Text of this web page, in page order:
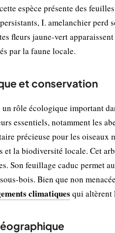
espèce présente des
I. amelanchier perd
fleurs jaune-vert
par la faune locale.
et conservation
rôle écologique important
essentiels, notamment les
précieuse pour les
et la biodiversité locale. Cet
Son feuillage caduc permet
bois. Bien que non
climatiques qui altèrent